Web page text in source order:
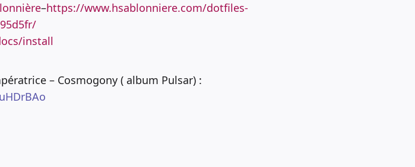
–https://www.hsablonniere.com/dotfiles-
install
– Cosmogony ( album Pulsar) :